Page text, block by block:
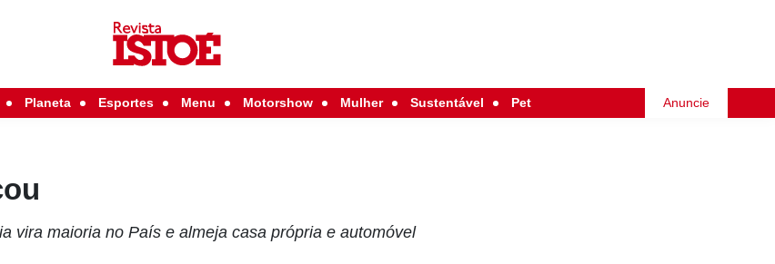
Planeta Esportes Menu Motorshow Mulher Sustentável Pet Anuncie
vira maioria no País e almeja casa própria e automóvel